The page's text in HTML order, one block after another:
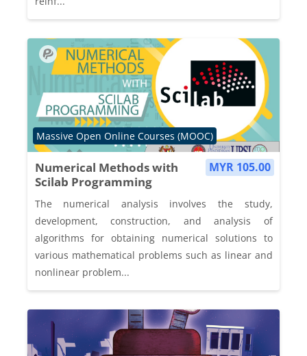
MYR 105.00
Numerical Methods with
Scilab Programming
Course category
Massive Open Online Courses (MOOC)
The numerical analysis involves the study,
development, construction, and analysis of
algorithms for obtaining numerical solutions to
various mathematical problems such as linear and
nonlinear problem...